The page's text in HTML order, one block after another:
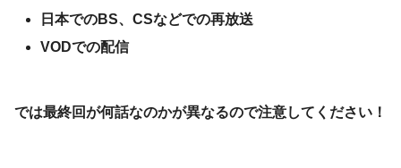
日本でのBS、CSなどでの再放送
VODでの配信
では最終回が何話なのかが異なるので注意してください！